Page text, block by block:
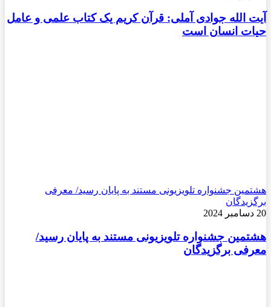
آیت الله جوادی آملی: قرآن کریم یک کتاب علمی و عامل
حیات انسان است
هشتمین جشنواره تلویزیونی مستند به پایان رسید/ معرفی
برگزیدگان
20 دسامبر 2024
هشتمین جشنواره تلویزیونی مستند به پایان رسید/
معرفی برگزیدگان